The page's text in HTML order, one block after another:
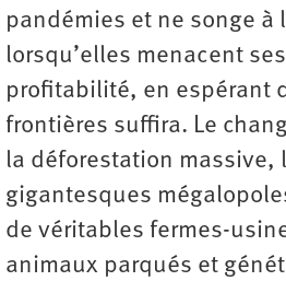
pandémies et ne songe à
lorsqu’elles menacent
profitabilité, en espérant
frontières suffira. Le
la déforestation massive,
gigantesques
de véritables fermes-
animaux parqués et